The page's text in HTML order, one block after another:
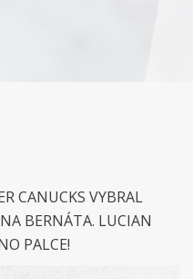
CANUCKS VYBRAL
BERNÁTA. LUCIAN
PALCE!